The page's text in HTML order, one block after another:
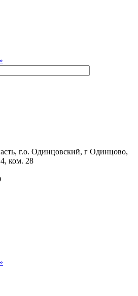
г.о. Одинцовский, г Одинцово,
ком. 28